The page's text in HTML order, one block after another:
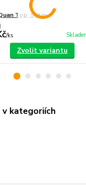
Top, Satin
/ks
Zvolit variantu
v kategoriích